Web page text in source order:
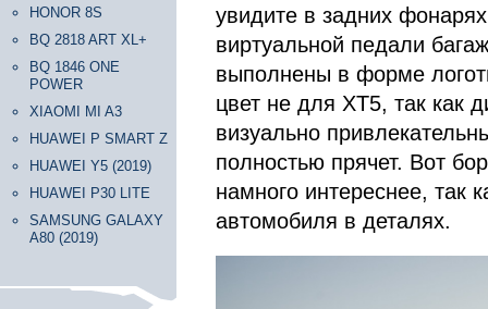
HONOR 8S
BQ 2818 ART XL+
BQ 1846 ONE
POWER
XIAOMI MI A3
HUAWEI P SMART Z
HUAWEI Y5 (2019)
HUAWEI P30 LITE
SAMSUNG GALAXY
A80 (2019)
увидите в задних
виртуальной педали
выполнены в форме
цвет не для XT5, так как
визуально
полностью прячет. Вот
намного интереснее, так
автомобиля в деталях.